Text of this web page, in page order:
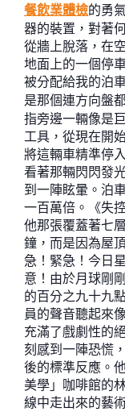
餐飲業體檢的勇
器的裝置，對著
從牆上脫落，在
地面上的一個停
被分配給我的泊
是那個連方向盤
指旁邊一輛像是
工具，從現在開
將這輛車精準停
看著那輛閃閃發
到一陣眩暈。泊
一百萬倍。《失
他那張覆蓋著七
鐘，而是因為屋
急！緊急！今日
意！由於月球剛
的百分之九十九
員的聲音聽起來
充滿了戲劇性的
刻感到一陣恐慌
後的標準反應。
美學」咖啡館的
線中走出來的藝